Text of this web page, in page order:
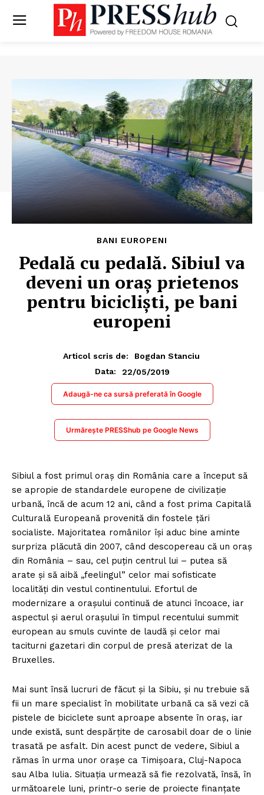
BANI EUROPENI
Pedală cu pedală. Sibiul va
deveni un oraș prietenos
pentru bicicliști, pe bani
europeni
Articol scris de:
Bogdan Stanciu
Data:
22/05/2019
Adaugă-ne ca sursă preferată în Google
Urmărește PRESShub pe Google News
Sibiul a fost primul oraș din România care a început să
se apropie de standardele europene de civilizație
urbană, încă de acum 12 ani, când a fost prima Capitală
Culturală Europeană provenită din fostele țări
socialiste. Majoritatea românilor își aduc bine aminte
surpriza plăcută din 2007, când descopereau că un oraș
din România – sau, cel puțin centrul lui – putea să
arate și să aibă „feelingul” celor mai sofisticate
localități din vestul continentului. Efortul de
modernizare a orașului continuă de atunci încoace, iar
aspectul și aerul orașului în timpul recentului summit
european au smuls cuvinte de laudă și celor mai
taciturni gazetari din corpul de presă aterizat de la
Bruxelles.
Mai sunt însă lucruri de făcut și la Sibiu, și nu trebuie să
fii un mare specialist în mobilitate urbană ca să vezi că
pistele de biciclete sunt aproape absente în oraș, iar
unde există, sunt despărțite de carosabil doar de o linie
trasată pe asfalt. Din acest punct de vedere, Sibiul a
rămas în urma unor orașe ca Timișoara, Cluj-Napoca
sau Alba Iulia. Situația urmează să fie rezolvată, însă, în
următoarele luni, printr-o serie de proiecte finanțate